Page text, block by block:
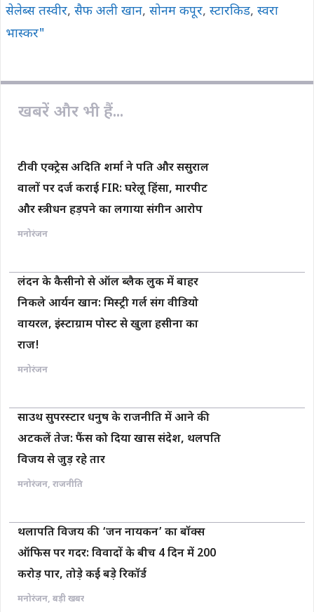
सेलेब्स तस्वीर, सैफ अली खान, सोनम कपूर, स्टारकिड, स्वरा
भास्कर"
खबरें और भी हैं...
टीवी एक्ट्रेस अदिति शर्मा ने पति और ससुराल
वालों पर दर्ज कराई FIR: घरेलू हिंसा, मारपीट
और स्त्रीधन हड़पने का लगाया संगीन आरोप
मनोरंजन
लंदन के कैसीनो से ऑल ब्लैक लुक में बाहर
निकले आर्यन खान: मिस्ट्री गर्ल संग वीडियो
वायरल, इंस्टाग्राम पोस्ट से खुला हसीना का
राज!
मनोरंजन
साउथ सुपरस्टार धनुष के राजनीति में आने की
अटकलें तेज: फैंस को दिया खास संदेश, थलपति
विजय से जुड़ रहे तार
मनोरंजन, राजनीति
थलापति विजय की ‘जन नायकन’ का बॉक्स
ऑफिस पर गदर: विवादों के बीच 4 दिन में 200
करोड़ पार, तोड़े कई बड़े रिकॉर्ड
मनोरंजन, बड़ी खबर